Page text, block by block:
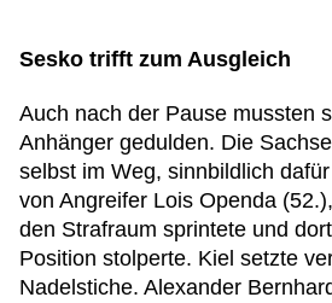
Sesko trifft zum Ausgleich
Auch nach der Pause mussten
Anhänger gedulden. Die
selbst im Weg, sinnbildlich
von Angreifer Lois Openda
den Strafraum sprintete und
Position stolperte. Kiel setzte
Nadelstiche. Alexander